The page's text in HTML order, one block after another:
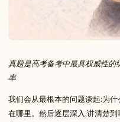
真题是高考备考中最具权威性的
率
我们会从最根本的问题谈起:为
在哪里。然后逐层深入,讲清楚